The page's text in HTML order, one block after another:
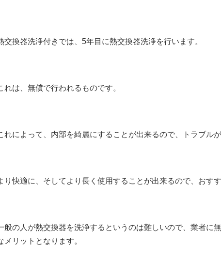
交換器洗浄付きでは、5年目に熱交換器洗浄を行います。
れは、無償で行われるものです。
れによって、内部を綺麗にすることが出来るので、トラブル
り快適に、そしてより長く使用することが出来るので、おす
般の人が熱交換器を洗浄するというのは難しいので、業者に
メリットとなります。